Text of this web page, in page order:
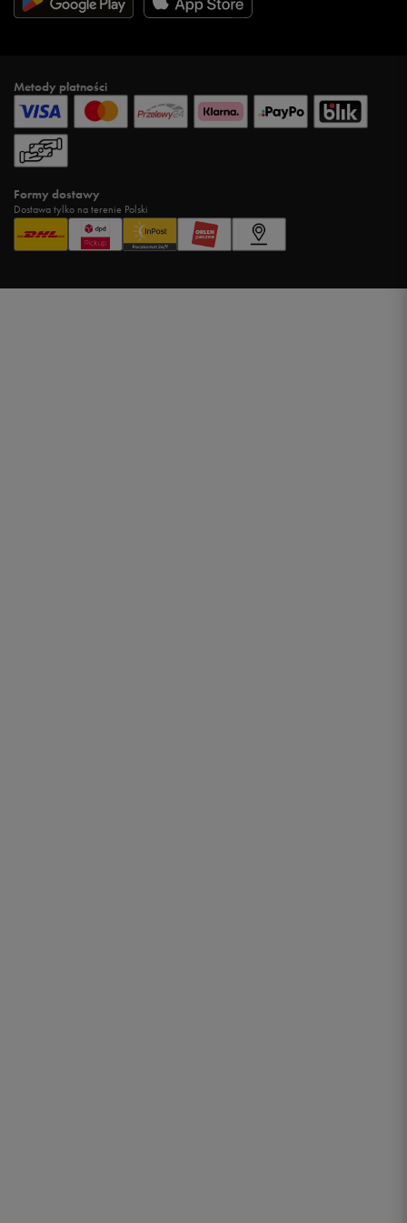
Metody płatności
Formy dostawy
Dostawa tylko na terenie Polski